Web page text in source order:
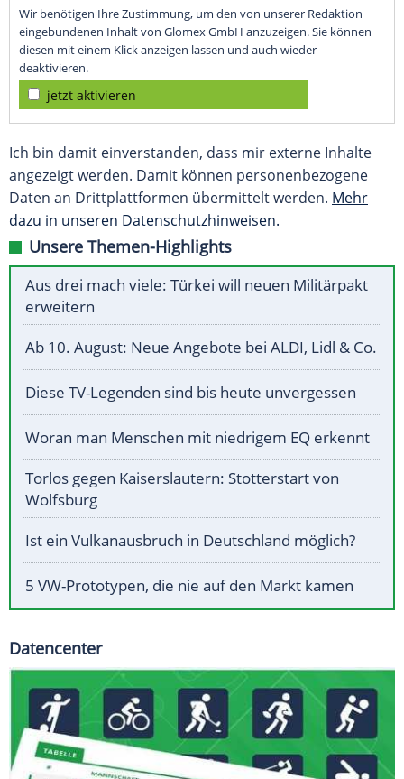
Wir benötigen Ihre Zustimmung, um den von unserer Redaktion
eingebundenen Inhalt von Glomex GmbH anzuzeigen. Sie können
diesen mit einem Klick anzeigen lassen und auch wieder
deaktivieren.
jetzt aktivieren
Ich bin damit einverstanden, dass mir externe Inhalte
angezeigt werden. Damit können personenbezogene
Daten an Drittplattformen übermittelt werden. Mehr
dazu in unseren Datenschutzhinweisen.
Unsere Themen-Highlights
Aus drei mach viele: Türkei will neuen Militärpakt
erweitern
Ab 10. August: Neue Angebote bei ALDI, Lidl & Co.
Diese TV-Legenden sind bis heute unvergessen
Woran man Menschen mit niedrigem EQ erkennt
Torlos gegen Kaiserslautern: Stotterstart von
Wolfsburg
Ist ein Vulkanausbruch in Deutschland möglich?
5 VW-Prototypen, die nie auf den Markt kamen
Datencenter